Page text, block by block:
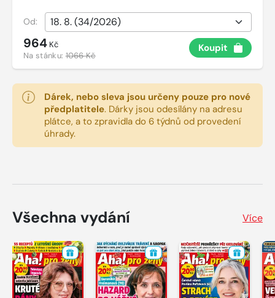
Od:
964 Kč
Na stánku:1066 Kč
Koupit
Dárek, nebo sleva jsou určeny pouze pro nové
předplatitele. Dárky jsou odesílány na adresu
plátce, a to zpravidla do 6 týdnů od provedení
úhrady.
Všechna vydání Více